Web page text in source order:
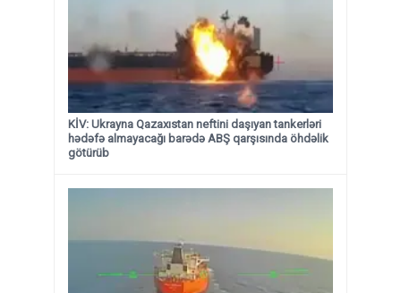
KİV: Ukrayna Qazaxıstan neftini daşıyan tankerləri
hədəfə almayacağı barədə ABŞ qarşısında öhdəlik
götürüb